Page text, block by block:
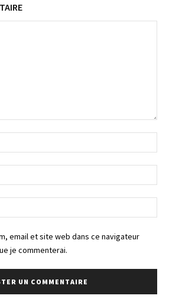
:*
:*
:
email et site web dans ce navigateur
je commenterai.